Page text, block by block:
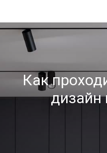
Как
дизайн